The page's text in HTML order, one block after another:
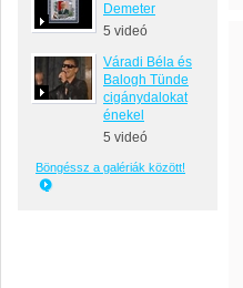
Demeter
5 videó
Váradi Béla és
Balogh Tünde
cigánydalokat
énekel
5 videó
Böngéssz a galériák között!